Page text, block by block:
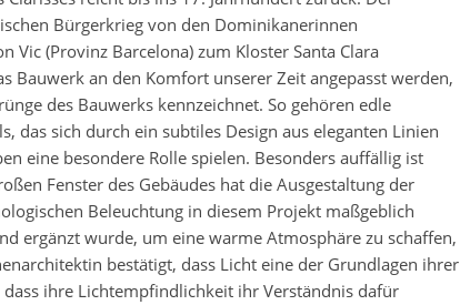
Bürgerkrieg von den Dominikanerinnen
(Provinz Barcelona) zum Kloster Santa Clara
Bauwerk an den Komfort unserer Zeit angepasst werden,
des Bauwerks kennzeichnet. So gehören edle
das sich durch ein subtiles Design aus eleganten Linien
eine besondere Rolle spielen. Besonders auffällig ist
Fenster des Gebäudes hat die Ausgestaltung der
Beleuchtung in diesem Projekt maßgeblich
ergänzt wurde, um eine warme Atmosphäre zu schaffen,
bestätigt, dass Licht eine der Grundlagen ihrer
ihre Lichtempfindlichkeit ihr Verständnis dafür